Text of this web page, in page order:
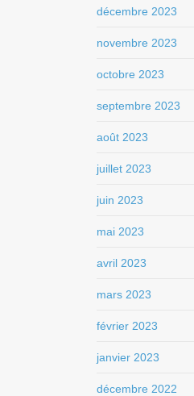
décembre 2023
novembre 2023
octobre 2023
septembre 2023
août 2023
juillet 2023
juin 2023
mai 2023
avril 2023
mars 2023
février 2023
janvier 2023
décembre 2022